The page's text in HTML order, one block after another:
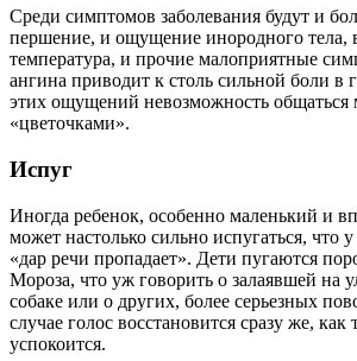
Среди симптомов заболевания будут и
першение, и ощущение инородного тела,
температура, и прочие малоприятные
ангина приводит к столь сильной боли в
этих ощущений невозможность общаться
«цветочками».
Испуг
Иногда ребенок, особенно маленький и
может настолько сильно испугаться, что
«дар речи пропадает». Дети пугаются
Мороза, что уж говорить о залаявшей на
собаке или о других, более серьезных
случае голос восстановится сразу же,
успокоится.